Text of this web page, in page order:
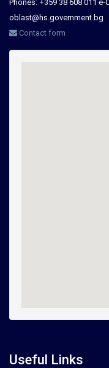
Phones: +359 38 608 011
oblast@hs.government.bg
Contact form
Useful Links